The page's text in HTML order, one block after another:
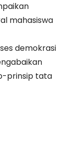
mahasiswa
demokrasi
prinsip tata